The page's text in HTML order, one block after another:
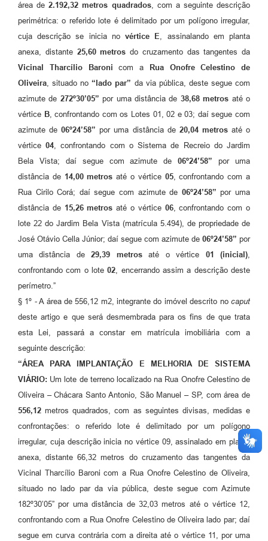
área de2.192,32 metros quadrados, com a seguinte descrição
perimétrica: o referido lote é delimitado por um polígono irregular,
cuja descrição se inicia novértice E, assinalando em planta
anexa, distante 25,60 metros do cruzamento das tangentes da
Vicinal Tharcílio Baroni com a
Rua Onofre Celestino de
Oliveira, situado no“lado par” da via pública, deste segue com
azimute de 272º30’05” por uma distância de 38,68 metros até o
vértice B, confrontando com os Lotes 01, 02 e 03; daí segue com
azimute de06º24’58” por uma distância de 20,04 metrosaté o
vértice04, confrontando com o Sistema de Recreio do Jardim
Bela Vista; daí segue com azimute de06º24’58” por uma
distância de 14,00 metros até o vértice 05, confrontando com a
Rua Cirilo Corá; daí segue com azimute de 06º24’58” por uma
distância de 15,26 metros até o vértice 06, confrontando com o
lote 22 do Jardim Bela Vista (matrícula 5.494), de propriedade de
José Otávio Cella Júnior; daí segue com azimute de 06º24’58” por
uma distância de29,39 metrosaté o vértice 01 (inicial),
confrontando com o lote02, encerrando assim a descrição deste
perímetro.”
§ 1º - A área de 556,12 m2, integrante do imóvel descrito no caput
deste artigo e que será desmembrada para os fins de que trata
esta Lei, passará a constar em matrícula imobiliária com a
seguinte descrição:
“ÁREA PARA IMPLANTAÇÃO E MELHORIA DE SISTEMA
VIÁRIO: Um lote de terreno localizado na Rua Onofre Celestino de
Oliveira – Chácara Santo Antonio, São Manuel – SP, com área de
556,12 metros quadrados, com as seguintes divisas, medidas e
confrontações: o referido lote é delimitado por um polígono
irregular, cuja descrição inicia no vértice 09, assinalado em planta
anexa, distante 66,32 metros do cruzamento das tangentes da
Vicinal Tharcílio Baroni com a Rua Onofre Celestino de Oliveira,
situado no lado par da via pública, deste segue com Azimute
182º30’05” por uma distância de 32,03 metros até o vértice 12,
confrontando com a Rua Onofre Celestino de Oliveira lado par; daí
segue em curva contrária com a direita até o vértice 11, por uma